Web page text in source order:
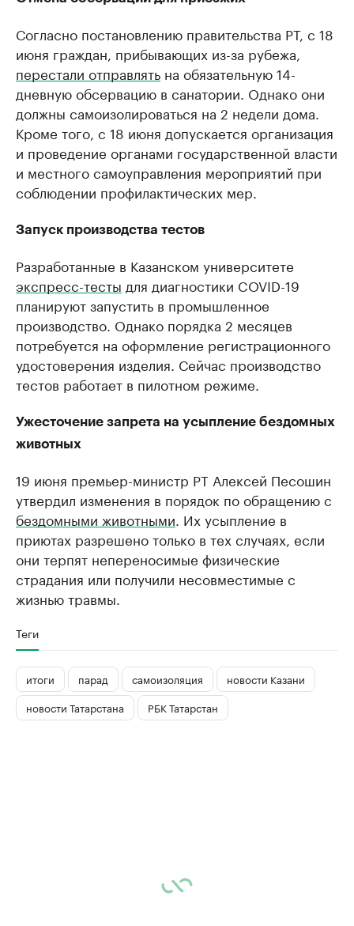
Согласно постановлению правительства РТ, с 18
июня граждан, прибывающих из-за рубежа,
перестали отправлять на обязательную 14-
дневную обсервацию в санатории. Однако они
должны самоизолироваться на 2 недели дома.
Кроме того, с 18 июня допускается организация
и проведение органами государственной власти
и местного самоуправления мероприятий при
соблюдении профилактических мер.
Запуск производства тестов
Разработанные в Казанском университете
экспресс-тесты для диагностики COVID-19
планируют запустить в промышленное
производство. Однако порядка 2 месяцев
потребуется на оформление регистрационного
удостоверения изделия. Сейчас производство
тестов работает в пилотном режиме.
Ужесточение запрета на усыпление бездомных
животных
19 июня премьер-министр РТ Алексей Песошин
утвердил изменения в порядок по обращению с
бездомными животными . Их усыпление в
приютах разрешено только в тех случаях, если
они терпят непереносимые физические
страдания или получили несовместимые с
жизнью травмы.
Теги
итоги парад самоизоляция
новости Казани
новости Татарстана
РБК Татарстан